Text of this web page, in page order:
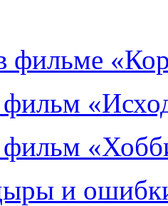
фильме
фильм
и